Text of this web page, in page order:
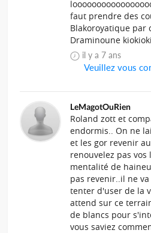
faut prendre des
Blakoroyatique par
Draminoune
il y a 7 ans
Veuillez vous
LeMagotOuRien
Roland zott et
endormis.. On ne
et les gor revenir
renouvelez pas
mentalité de
pas revenir..il ne
tenter d'user de la
attend sur ce
de blancs pour
vous saviez